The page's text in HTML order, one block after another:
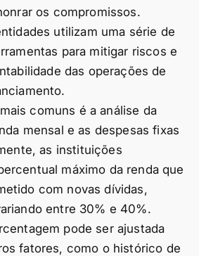
os compromissos.
utilizam uma série de
para mitigar riscos e
das operações de
comuns é a análise da
mensal e as despesas fixas
as instituições
máximo da renda que
com novas dívidas,
entre 30% e 40%.
pode ser ajustada
fatores, como o histórico de